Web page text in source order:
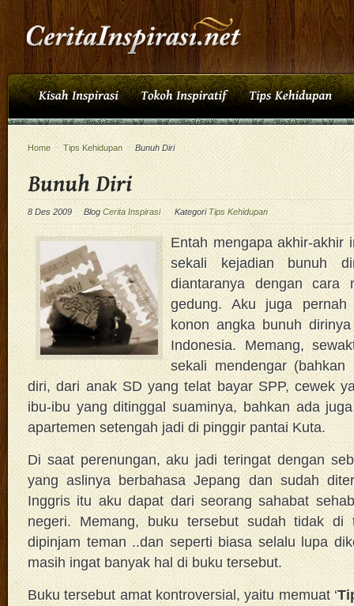
Home ~ Tips Kehidupan ~ Bunuh Diri
8 Des 2009 BlogCerita Inspirasi Kategori Tips Kehidupan
Entah mengapa akhir-akhir
sekali kejadian bunuh
diantaranya dengan cara
gedung. Aku juga
konon angka bunuh
Indonesia. Memang,
sekali mendengar
diri, dari anak SD yang telat bayar SPP, cewek
ibu-ibu yang ditinggal suaminya, bahkan ada
apartemen setengah jadi di pinggir pantai Kuta.
Di saat perenungan, aku jadi teringat dengan
yang aslinya berbahasa Jepang dan sudah
Inggris itu aku dapat dari seorang sahabat
negeri. Memang, buku tersebut sudah tidak di
dipinjam teman ..dan seperti biasa selalu lupa
masih ingat banyak hal di buku tersebut.
Buku tersebut amat kontroversial, yaitu memuat ‘